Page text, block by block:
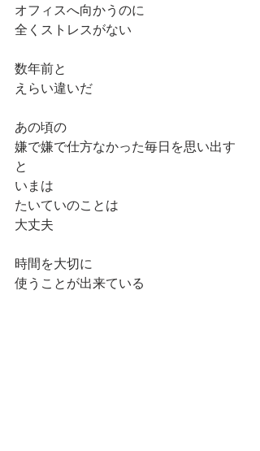
オフィスへ向かうのに
全くストレスがない
数年前と
えらい違いだ
あの頃の
嫌で嫌で仕方なかった毎日を思い出す
と
いまは
たいていのことは
大丈夫
時間を大切に
使うことが出来ている